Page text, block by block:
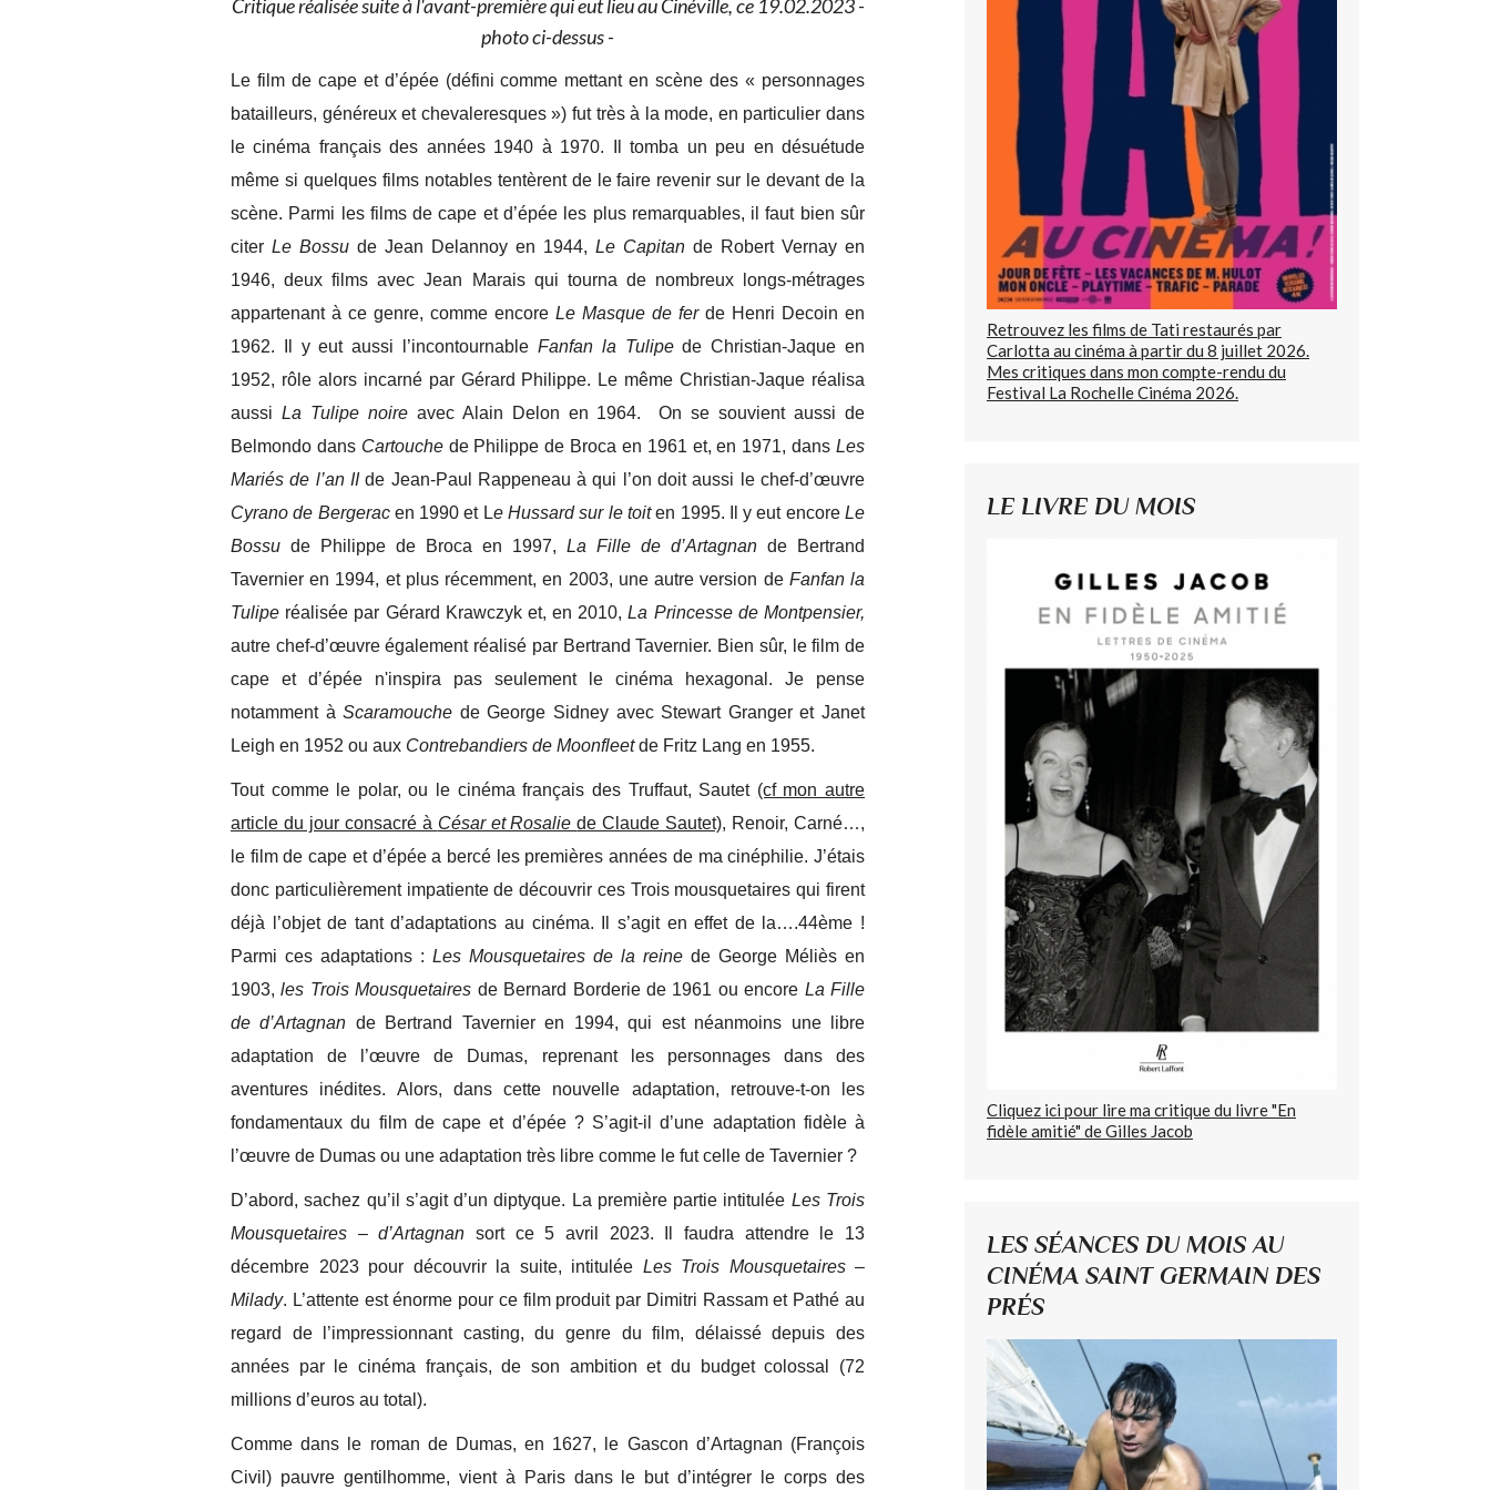
Critique réalisée suite à l'avant-première qui eut lieu au Cinéville, ce 19.02.2023 -
photo ci-dessus -
Le film de cape et d’épée (défini comme mettant en scène des « personnages
batailleurs, généreux et chevaleresques ») fut très à la mode, en particulier dans
le cinéma français des années 1940 à 1970. Il tomba un peu en désuétude
même si quelques films notables tentèrent de le faire revenir sur le devant de la
scène. Parmi les films de cape et d’épée les plus remarquables, il faut bien sûr
citer Le Bossu de Jean Delannoy en 1944, Le Capitan de Robert Vernay en
1946, deux films avec Jean Marais qui tourna de nombreux longs-métrages
appartenant à ce genre, comme encore Le Masque de fer de Henri Decoin en
1962. Il y eut aussi l’incontournable Fanfan la Tulipede Christian-Jaque en
1952, rôle alors incarné par Gérard Philippe. Le même Christian-Jaque réalisa
aussi La Tulipe noireavec Alain Delon en 1964. On se souvient aussi de
Belmondo dans Cartouchede Philippe de Broca en 1961 et, en 1971, dansLes
Mariés de l’an IIde Jean-Paul Rappeneau à qui l’on doit aussi le chef-d’œuvre
Cyrano de Bergeracen 1990 et Le Hussard sur le toiten 1995. Il y eut encoreLe
Bossu de Philippe de Broca en 1997, La Fille de d’Artagnan de Bertrand
Tavernier en 1994, et plus récemment, en 2003, une autre version de Fanfan la
Tulipe réalisée par Gérard Krawczyk et, en 2010,La Princesse de Montpensier,
autre chef-d’œuvre également réalisé par Bertrand Tavernier. Bien sûr, le film de
cape et d’épée n'inspira pas seulement le cinéma hexagonal. Je pense
notamment àScaramouche de George Sidney avec Stewart Granger et Janet
Leigh en 1952 ou aux Contrebandiers de Moonfleetde Fritz Lang en 1955.
Tout comme le polar, ou le cinéma français des Truffaut, Sautet (cf mon autre
article du jour consacré à César et Rosaliede Claude Sautet), Renoir, Carné…,
le film de cape et d’épée a bercé les premières années de ma cinéphilie. J’étais
donc particulièrement impatiente de découvrir ces Trois mousquetaires qui firent
déjà l’objet de tant d’adaptations au cinéma. Il s’agit en effet de la….44ème !
Parmi ces adaptations : Les Mousquetaires de la reine de George Méliès en
1903,les Trois Mousquetaires de Bernard Borderie de 1961 ou encore La Fille
de d’Artagnan de Bertrand Tavernier en 1994, qui est néanmoins une libre
adaptation de l’œuvre de Dumas, reprenant les personnages dans des
aventures inédites. Alors, dans cette nouvelle adaptation, retrouve-t-on les
fondamentaux du film de cape et d’épée ? S’agit-il d’une adaptation fidèle à
l’œuvre de Dumas ou une adaptation très libre comme le fut celle de Tavernier ?
D’abord, sachez qu’il s’agit d’un diptyque. La première partie intitulée Les Trois
Mousquetaires – d’Artagnan sort ce 5 avril 2023. Il faudra attendre le 13
décembre 2023 pour découvrir la suite, intitulée Les Trois Mousquetaires –
Milady. L’attente est énorme pour ce film produit par Dimitri Rassam et Pathé au
regard de l’impressionnant casting, du genre du film, délaissé depuis des
années par le cinéma français, de son ambition et du budget colossal (72
millions d’euros au total).
Comme dans le roman de Dumas, en 1627, le Gascon d’Artagnan (François
Civil) pauvre gentilhomme, vient à Paris dans le but d’intégrer le corps des
Retrouvez les films de Tati restaurés par
Carlotta au cinéma à partir du 8 juillet 2026.
Mes critiques dans mon compte-rendu du
Festival La Rochelle Cinéma 2026.
LE LIVRE DU MOIS
Cliquez ici pour lire ma critique du livre "En
fidèle amitié" de Gilles Jacob
LES SÉANCES DU MOIS AU
CINÉMA SAINT GERMAIN DES
PRÉS